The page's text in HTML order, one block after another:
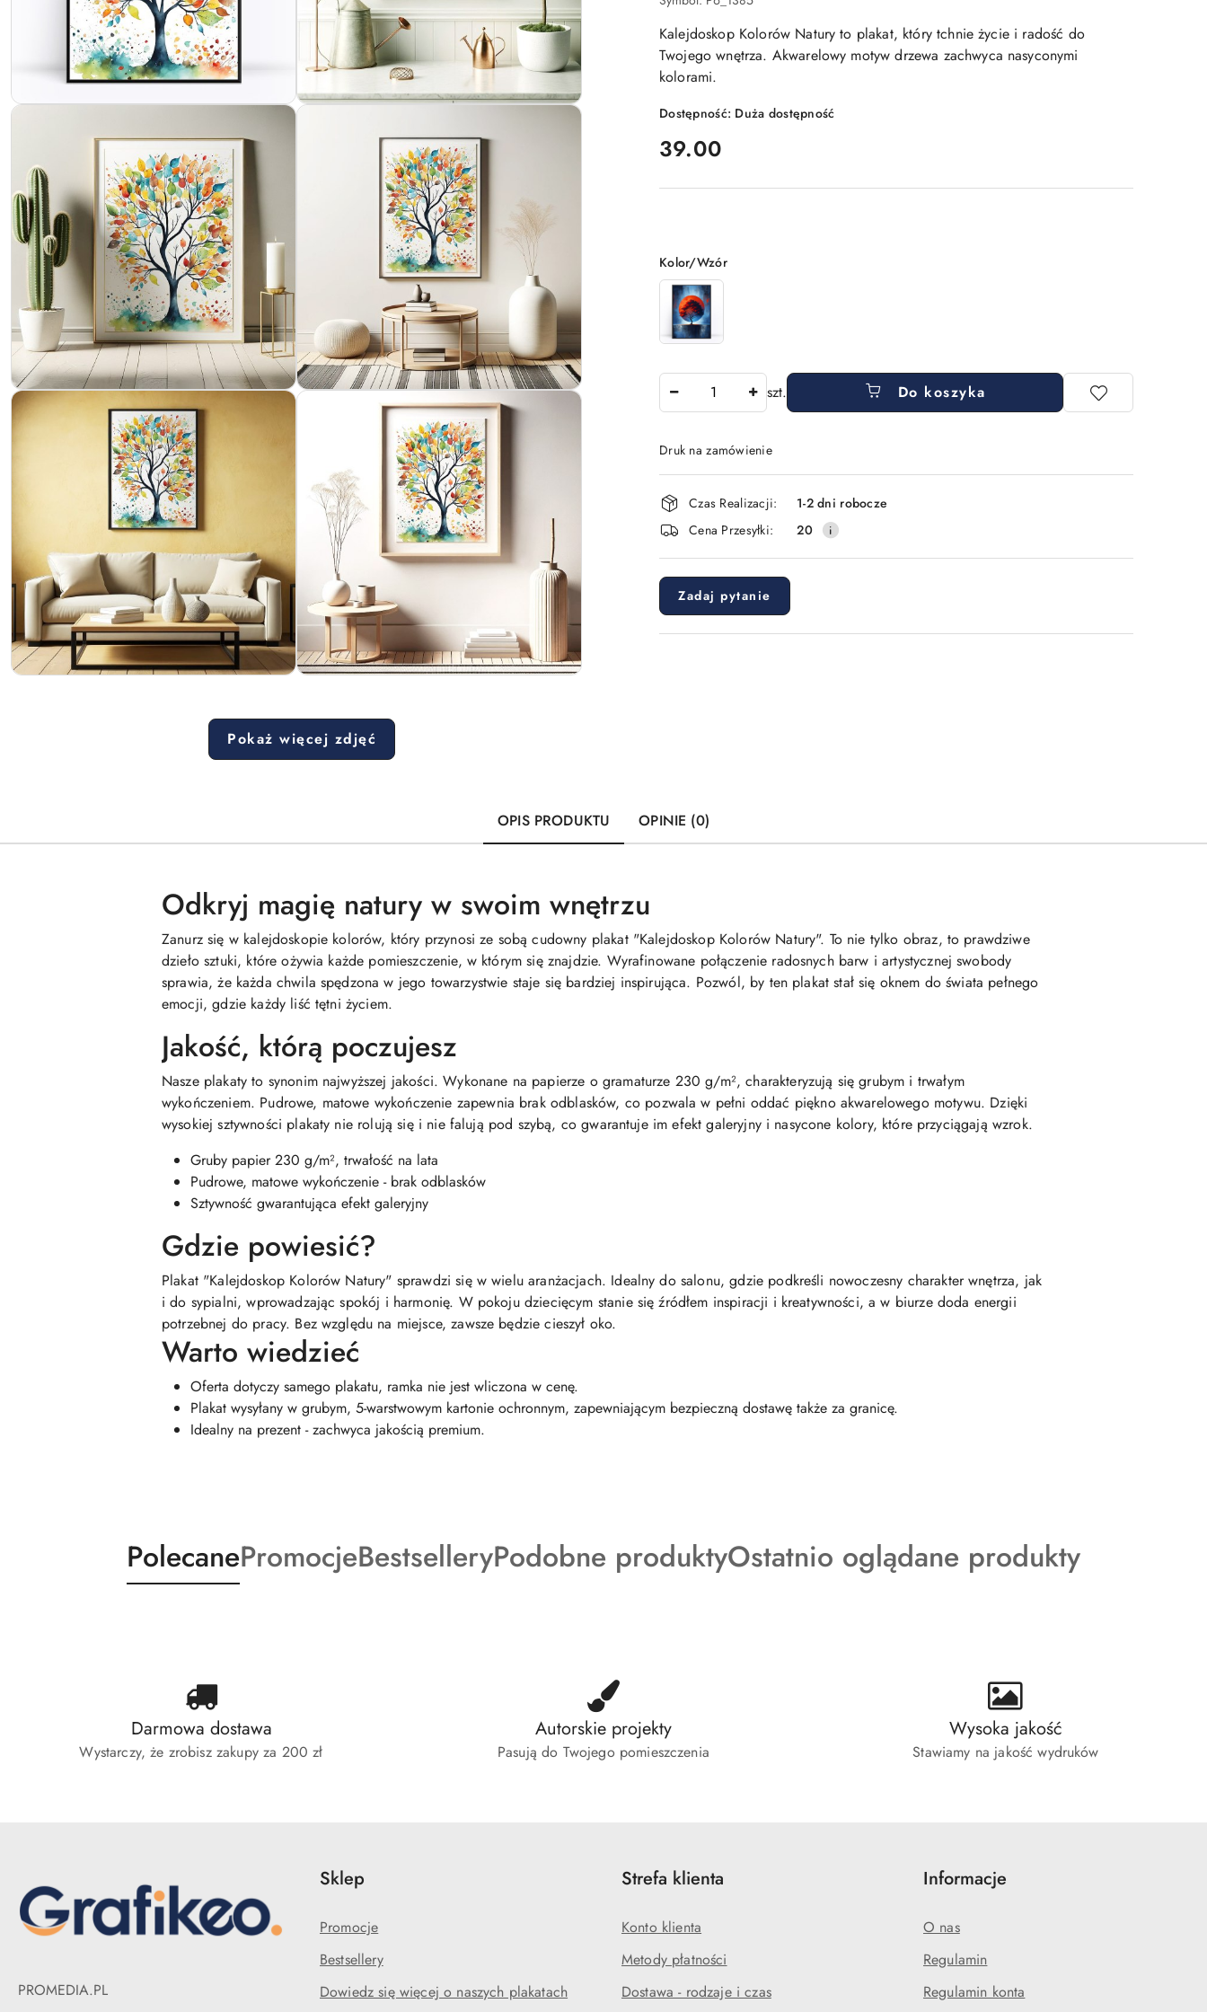
Pokaż więcej zdjęć
Kalejdoskop Kolorów Natury to plakat, który tchnie życie i radość do
Twojego wnętrza. Akwarelowy motyw drzewa zachwyca nasyconymi
kolorami.
Dostępność: Duża dostępność
cena:
39.00
Wariant
Kolor/Wzór
szt. Do koszyka
Druk na zamówienie
Dostępność
i
dostawa
Czas Realizacji:
1-2 dni robocze
Cena Przesyłki:
20
Zadaj pytanie
OPIS PRODUKTU OPINIE (0)
Odkryj magię natury w swoim wnętrzu
Zanurz się w kalejdoskopie kolorów, który przynosi ze sobą cudowny plakat "Kalejdoskop Kolorów Natury". To nie tylko obraz, to prawdziwe
dzieło sztuki, które ożywia każde pomieszczenie, w którym się znajdzie. Wyrafinowane połączenie radosnych barw i artystycznej swobody
sprawia, że każda chwila spędzona w jego towarzystwie staje się bardziej inspirująca. Pozwól, by ten plakat stał się oknem do świata pełnego
emocji, gdzie każdy liść tętni życiem.
Jakość, którą poczujesz
Nasze plakaty to synonim najwyższej jakości. Wykonane na papierze o gramaturze 230 g/m², charakteryzują się grubym i trwałym
wykończeniem. Pudrowe, matowe wykończenie zapewnia brak odblasków, co pozwala w pełni oddać piękno akwarelowego motywu. Dzięki
wysokiej sztywności plakaty nie rolują się i nie falują pod szybą, co gwarantuje im efekt galeryjny i nasycone kolory, które przyciągają wzrok.
Gruby papier 230 g/m², trwałość na lata
Pudrowe, matowe wykończenie - brak odblasków
Sztywność gwarantująca efekt galeryjny
Gdzie powiesić?
Plakat "Kalejdoskop Kolorów Natury" sprawdzi się w wielu aranżacjach. Idealny do salonu, gdzie podkreśli nowoczesny charakter wnętrza, jak
i do sypialni, wprowadzając spokój i harmonię. W pokoju dziecięcym stanie się źródłem inspiracji i kreatywności, a w biurze doda energii
potrzebnej do pracy. Bez względu na miejsce, zawsze będzie cieszył oko.
Warto wiedzieć
Oferta dotyczy samego plakatu, ramka nie jest wliczona w cenę.
Plakat wysyłany w grubym, 5-warstwowym kartonie ochronnym, zapewniającym bezpieczną dostawę także za granicę.
Idealny na prezent - zachwyca jakością premium.
Pomiń karuzelę produktów
Produkty
o
PolecaneProdukty
o
PromocjeProdukty
BestselleryProdukty
Podobne produktyProdukty
Ostatnio oglądane produkty
Darmowa dostawa
Wystarczy, że zrobisz zakupy za 200 zł
Autorskie projekty
Pasują do Twojego pomieszczenia
Wysoka jakość
Stawiamy na jakość wydruków
PROMEDIA.PL
Sklep
Promocje
Bestsellery
Dowiedz się więcej o naszych plakatach
Strefa klienta
Konto klienta
Metody płatności
Dostawa - rodzaje i czas
Informacje
O nas
Regulamin
Regulamin konta